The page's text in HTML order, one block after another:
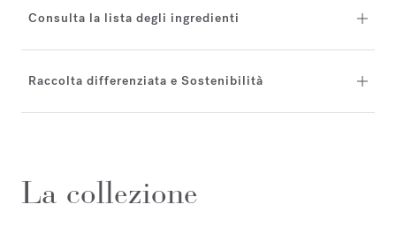
Consulta la lista degli ingredienti
Raccolta differenziata e Sostenibilità
La collezione